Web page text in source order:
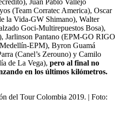
(Team Corratec America), Oscar
la Vida-GW Shimano), Walter
Goci-Multirepuestos Bosa),
Jarlinson Pantano (EPM-GO RIGO
EPM), Byron Guamá
(Canel’s Zerouno) y Camilo
de La Vega), pero al final no
en los últimos kilómetros.
del Tour Colombia 2019. | Foto: